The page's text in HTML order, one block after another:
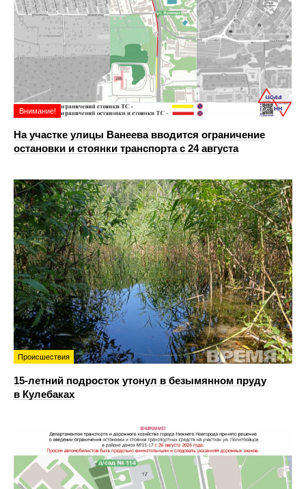
Внимание!
На участке улицы Ванеева вводится ограничение
остановки и стоянки транспорта с 24 августа
Происшествия
15-летний подросток утонул в безымянном пруду
в Кулебаках